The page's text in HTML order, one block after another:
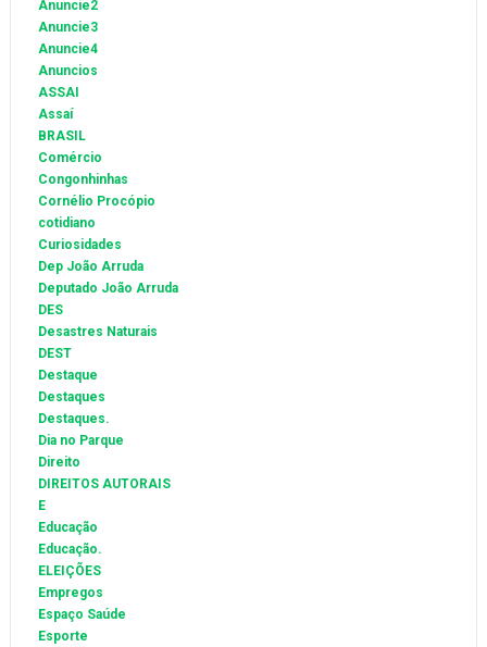
Anuncie2
Anuncie3
Anuncie4
Anuncios
ASSAI
Assaí
BRASIL
Comércio
Congonhinhas
Cornélio Procópio
cotidiano
Curiosidades
Dep João Arruda
Deputado João Arruda
DES
Desastres Naturais
DEST
Destaque
Destaques
Destaques.
Dia no Parque
Direito
DIREITOS AUTORAIS
E
Educação
Educação.
ELEIÇÕES
Empregos
Espaço Saúde
Esporte